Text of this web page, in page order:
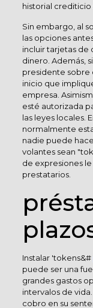
historial crediticio
Sin embargo, al
las opciones
incluir tarjetas de
dinero. Además,
presidente sobre
inicio que
empresa.
esté autorizada
las leyes locales.
normalmente
nadie puede
volantes sean
de expresiones
prestatarios.
Instalar 'tokens&#
puede ser una
grandes gastos
intervalos de
cobro en su